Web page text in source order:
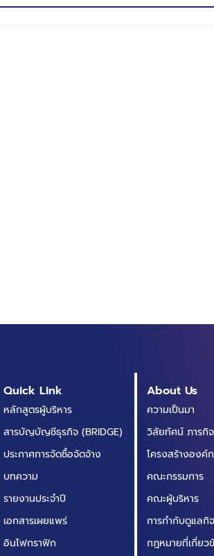
Quick Link
หลักสูตรผู้บริหาร
สารบัญบัญชีธุรกิจ (BRIDGE)
ประกาศการจัดซื้อจัดจ้าง
บทความ
รายงานประจำปี
เอกสารเผยแพร่
อินโฟกราฟิก
About Us
ความเป็นมา
วิสัยทัศน์ ภารกิจ
โครงสร้างองค์
คณะกรรมการ
คณะผู้บริหาร
การกำกับดูแลกิ
กฎหมายที่เกี่ยว